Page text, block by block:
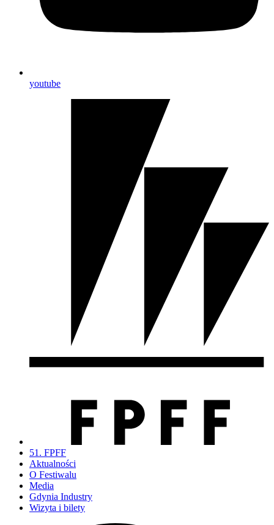
youtube
51. FPFF
Aktualności
O Festiwalu
Media
Gdynia Industry
Wizyta i bilety